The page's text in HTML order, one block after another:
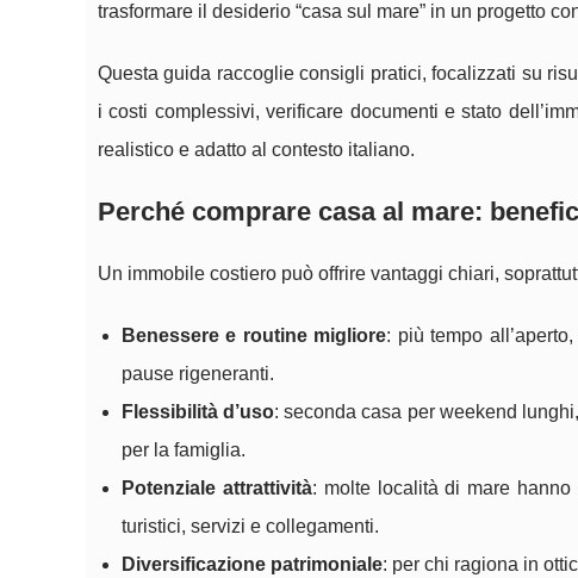
trasformare il desiderio “casa sul mare” in un progetto
Questa guida raccoglie consigli pratici, focalizzati su
i costi complessivi, verificare documenti e stato
realistico e adatto al contesto italiano.
Perché comprare casa al mare:
Un immobile costiero può offrire vantaggi chiari,
Benessere e routine migliore: più tempo
pause rigeneranti.
Flessibilità d’uso: seconda casa per weekend
per la famiglia.
Potenziale attrattività: molte località di mare hanno
turistici, servizi e collegamenti.
Diversificazione patrimoniale: per chi ragiona in